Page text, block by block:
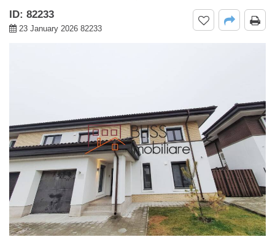
ID: 82233
23 January 2026 82233